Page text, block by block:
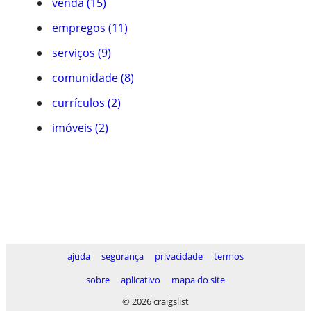
empregos (11)
serviços (9)
comunidade (8)
currículos (2)
imóveis (2)
ajuda segurança privacidade
termos
sobre
aplicativo
mapa do site
© 2026 craigslist